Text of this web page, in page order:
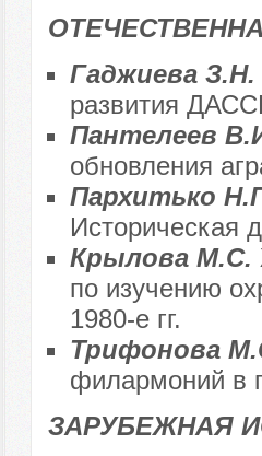
Гаджиева З.Н.
развития
Пантелеев
обновления
Пархитько
Историческая
Крылова М.С.
по изучению
1980-е гг.
Трифонова
филармоний в
ЗАРУБЕЖНАЯ